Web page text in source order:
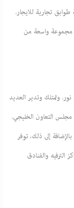
طوابق تجارية للايجار.
مجموعة واسعة من
وتمتلك وتدير العديد
مجلس التعاون الخليجي.
إلى ذلك، توفر
الترفيه والفنادق